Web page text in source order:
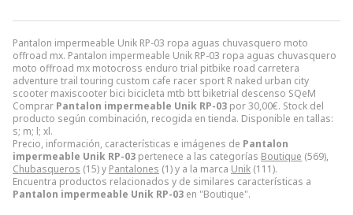
Pantalon impermeable Unik RP-03 ropa aguas chuvasquero moto
offroad mx. Pantalon impermeable Unik RP-03 ropa aguas chuvasquero
moto offroad mx motocross enduro trial pitbike road carretera
adventure trail touring custom cafe racer sport R naked urban city
scooter maxiscooter bici bicicleta mtb btt biketrial descenso SQeM
Comprar Pantalon impermeable Unik RP-03 por30,00€. Stock del
producto según combinación, recogida en tienda. Disponible en tallas:
s; m; l; xl.
Precio, información, características e imágenes de Pantalon
impermeable Unik RP-03 pertenece a las categorías Boutique (569),
Chubasqueros (15) y Pantalones (1) y a la marca Unik (111).
Encuentra productos relacionados y de similares características a
Pantalon impermeable Unik RP-03 en "Boutique".